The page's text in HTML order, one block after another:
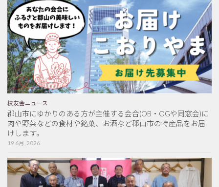
校友会ニュース
郡山市にゆかりのある方が主催する会合(OB・OGや同窓会)に
肉や野菜などの食材や銘菓、お酒など郡山市の特産品をお届
けします。
19 6月, 2026